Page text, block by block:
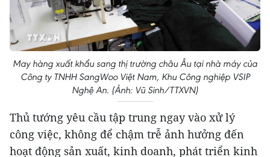
May hàng xuất khẩu sang thị trường châu Âu tại nhà máy của
Công ty TNHH SangWoo Việt Nam, Khu Công nghiệp VSIP
Nghệ An. (Ảnh: Vũ Sinh/TTXVN)
Thủ tướng yêu cầu tập trung ngay vào xử lý
công việc, không để chậm trễ ảnh hưởng đến
hoạt động sản xuất, kinh doanh, phát triển kinh